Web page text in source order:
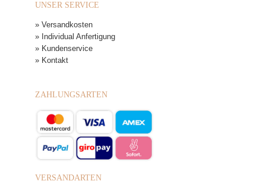
UNSER SERVICE
» Versandkosten
» Individual Anfertigung
» Kundenservice
» Kontakt
ZAHLUNGSARTEN
VERSANDARTEN